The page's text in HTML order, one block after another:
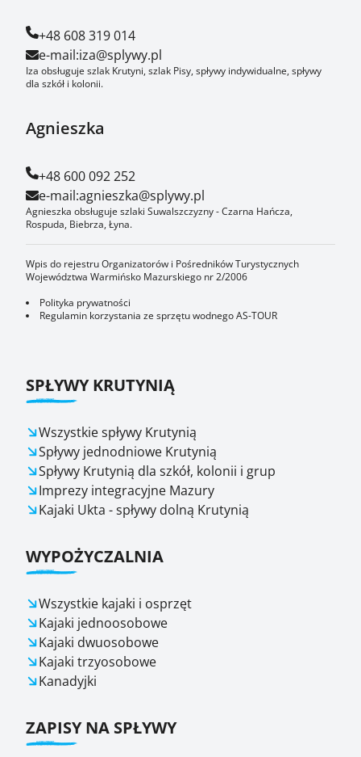
+48 608 319 014
e-mail:iza@splywy.pl
Iza obsługuje szlak Krutyni, szlak Pisy, spływy indywidualne, spływy
dla szkół i kolonii.
Agnieszka
+48 600 092 252
e-mail:agnieszka@splywy.pl
Agnieszka obsługuje szlaki Suwalszczyzny - Czarna Hańcza,
Rospuda, Biebrza, Łyna.
Wpis do rejestru Organizatorów i Pośredników Turystycznych
Województwa Warmińsko Mazurskiego nr 2/2006
Polityka prywatności
Regulamin korzystania ze sprzętu wodnego AS-TOUR
SPŁYWY KRUTYNIĄ
Wszystkie spływy Krutynią
Spływy jednodniowe Krutynią
Spływy Krutynią dla szkół, kolonii i grup
Imprezy integracyjne Mazury
Kajaki Ukta - spływy dolną Krutynią
WYPOŻYCZALNIA
Wszystkie kajaki i osprzęt
Kajaki jednoosobowe
Kajaki dwuosobowe
Kajaki trzyosobowe
Kanadyjki
ZAPISY NA SPŁYWY